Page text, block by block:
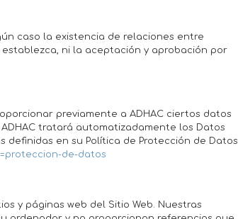
caso la existencia de relaciones entre
ni la aceptación y aprobación por
previamente a ADHAC ciertos datos
tratará automatizadamente los Datos
definidas en su Política de Protección de Datos
de-datos
y páginas web del Sitio Web. Nuestras